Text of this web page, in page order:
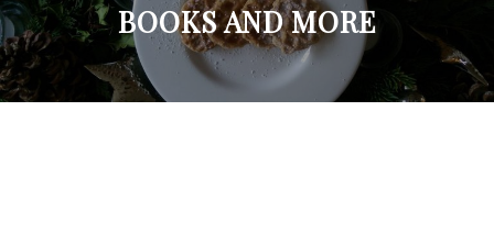
BOOKS AND MORE